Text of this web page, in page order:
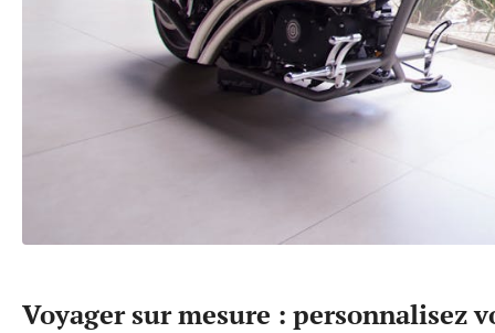
Voyager sur mesure : personnalisez